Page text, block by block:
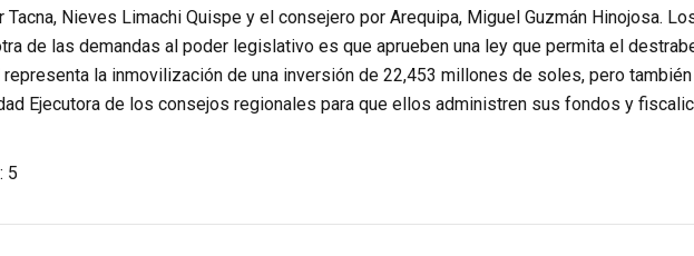
Nieves Limachi Quispe y el consejero por Arequipa, Miguel Guzmán Hinojosa.
de las demandas al poder legislativo es que aprueben una ley que permita el
representa la inmovilización de una inversión de 22,453 millones de soles, pero
Ejecutora de los consejos regionales para que ellos administren sus fondos y
5